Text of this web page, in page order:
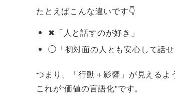
たとえばこんな違いです👇
✖「人と話すのが好き」
◯「初対面の人とも安心して話
つまり、「行動＋影響」が見えるよ
これが“価値の言語化”です。